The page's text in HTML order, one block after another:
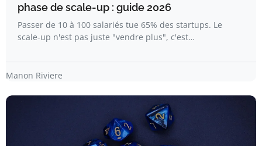
phase de scale-up : guide 2026
Passer de 10 à 100 salariés tue 65% des startups. Le
scale-up n'est pas juste "vendre plus", c'est…
Manon Riviere